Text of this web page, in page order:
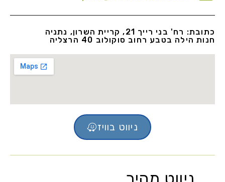
כתובת: רח' בני רייך 21, קריית השרון, נתניה
חנות הילה בטבע רחוב סוקולוב 40 הרצליה
ניווט בוויז